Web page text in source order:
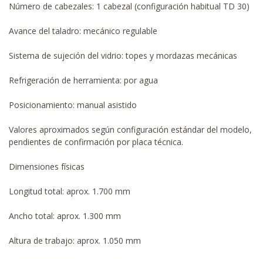
Número de cabezales: 1 cabezal (configuración habitual TD 30)
Avance del taladro: mecánico regulable
Sistema de sujeción del vidrio: topes y mordazas mecánicas
Refrigeración de herramienta: por agua
Posicionamiento: manual asistido
Valores aproximados según configuración estándar del modelo,
pendientes de confirmación por placa técnica.
Dimensiones físicas
Longitud total: aprox. 1.700 mm
Ancho total: aprox. 1.300 mm
Altura de trabajo: aprox. 1.050 mm